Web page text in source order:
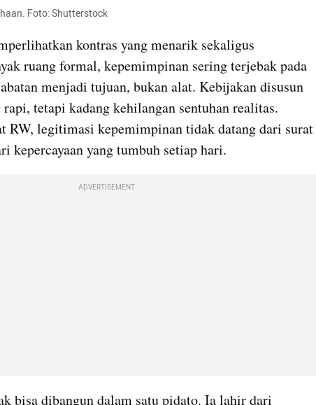
Foto: Shutterstock
kontras yang menarik sekaligus
ruang formal, kepemimpinan sering terjebak pada
menjadi tujuan, bukan alat. Kebijakan disusun
rapi, tetapi kadang kehilangan sentuhan realitas.
RW, legitimasi kepemimpinan tidak datang dari surat
kepercayaan yang tumbuh setiap hari.
ADVERTISEMENT
bisa dibangun dalam satu pidato. Ia lahir dari